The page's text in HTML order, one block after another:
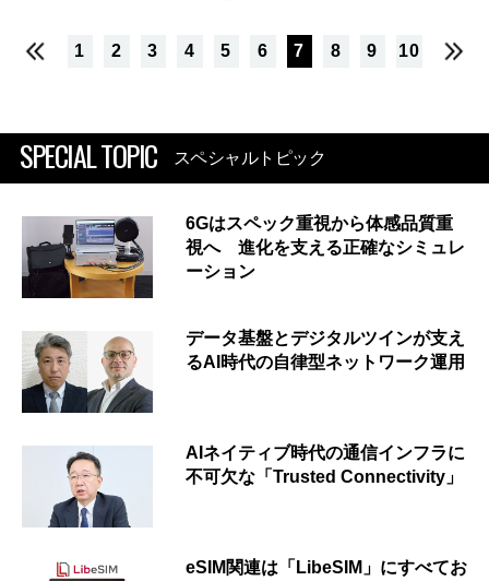
1 2 3 4 5 6 7 8 9 10
SPECIAL TOPIC スペシャルトピック
6Gはスペック重視から体感品質重
視へ 進化を支える正確なシミュレ
ーション
データ基盤とデジタルツインが支え
るAI時代の自律型ネットワーク運用
AIネイティブ時代の通信インフラに
不可欠な「Trusted Connectivity」
eSIM関連は「LibeSIM」にすべてお